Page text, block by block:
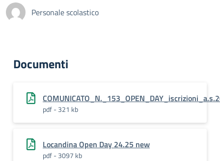
Personale scolastico
Documenti
pdf - 321 kb
Locandina Open Day 24.25 new
pdf - 3097 kb